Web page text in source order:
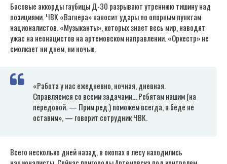
Басовые аккорды гаубицы Д-30 разрывают утреннюю тишину над
позициями. ЧВК «Вагнера» наносит удары по опорным пунктам
националистов. «Музыканты», которых знает весь мир, наводят
ужас на неонацистов на артемовском направлении. «Оркестр» не
смолкает ни днем, ни ночью.
«Работа у нас ежедневно, ночная, дневная.
Справляемся со всеми задачами… Ребятам нашим (на
передовой. — Прим.ред.) поможем всегда, в беде не
оставим», — говорит сотрудник ЧВК.
Всего несколько дней назад, в окопах в лесу находились